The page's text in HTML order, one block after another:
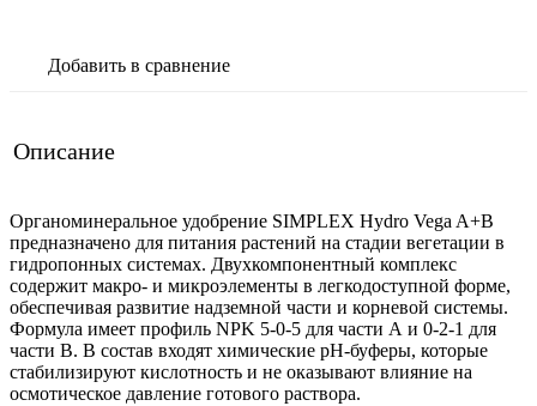
Добавить в сравнение
Описание
Органоминеральное удобрение SIMPLEX Hydro Vega A+B
предназначено для питания растений на стадии вегетации в
гидропонных системах. Двухкомпонентный комплекс
содержит макро- и микроэлементы в легкодоступной форме,
обеспечивая развитие надземной части и корневой системы.
Формула имеет профиль NPK 5-0-5 для части А и 0-2-1 для
части В. В состав входят химические pH-буферы, которые
стабилизируют кислотность и не оказывают влияние на
осмотическое давление готового раствора.